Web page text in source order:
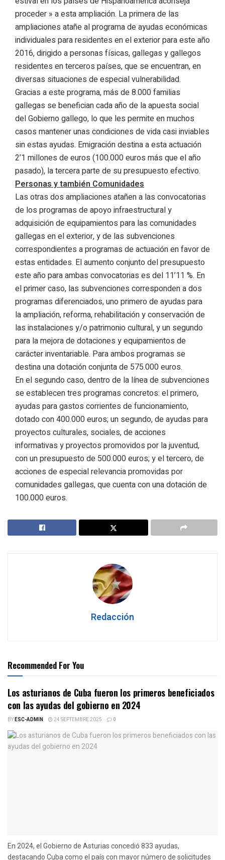
proceder » a esta ampliación. La primera de las
ampliaciones atañe al programa de ayudas económicas
individuales para residentes en el exterior para este año
2016, dirigido a personas físicas, gallegas y gallegos
residentes en terceros países, que se encuentran, en
diversas situaciones de especial vulnerabilidad.
Gracias a este programa, más de 8.000 familias
gallegas se benefician cada año de la apuesta social
del Gobierno gallego, lo que les permite en muchos
casos mantener unas condiciones de vida casi inviables
sin estas ayudas. Emigración destina a esta actuación
2’1 millones de euros (100.000 euros más que el año
pasado), la tercera parte de su presupuesto efectivo.
Personas y también Comunidades
Las otras dos ampliaciones atañen a las convocatorias
de los programas de apoyo infraestructural y
adquisición de equipamientos para las comunidades
gallegas en el exterior, y de las subvenciones
correspondientes a programas de actuación en favor de
estas entidades. El aumento conjunto del presupuesto
este año para ambas convocatorias es del 11’11 %. En
el primer caso, las subvenciones corresponden a dos
programas diferenciados, uno primero de ayudas para
la ampliación, reforma, rehabilitación y conservación de
las instalaciones y/o patrimonio cultural, y un segundo
para la mejora de dotaciones y equipamientos de
carácter inventariable. Para ambos programas se
destina una dotación conjunta de 575.000 euros.
En el segundo caso, dentro de la línea de subvenciones
se establecen tres programas concretos: el primero,
ayudas para gastos corrientes de funcionamiento,
dotado con 400.000 euros; un segundo, de ayudas para
proyectos culturales, sociales, de acciones
informativas y proyectos promovidos por la juventud,
con un presupuesto de 500.000 euros; y el tercero, de
acciones de especial relevancia promovidas por
comunidades gallegas, que cuenta con una dotación de
100.000 euros.
Redacción
Recommended For You
Los asturianos de Cuba fueron los primeros beneficiados
con las ayudas del gobierno en 2024
BYESC-ADMIN 24 SEPTEMBRE 2025 0
En 2024, el Gobierno de Asturias concedió 833 ayudas,
destacando Cuba como el país con mayor número de solicitudes